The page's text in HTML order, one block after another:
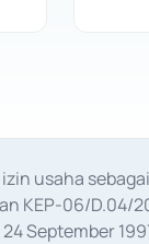
usaha
KEP-06/
September